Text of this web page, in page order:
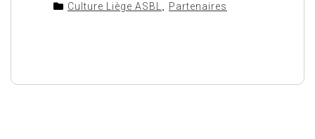
Culture Liège ASBL Partenaires